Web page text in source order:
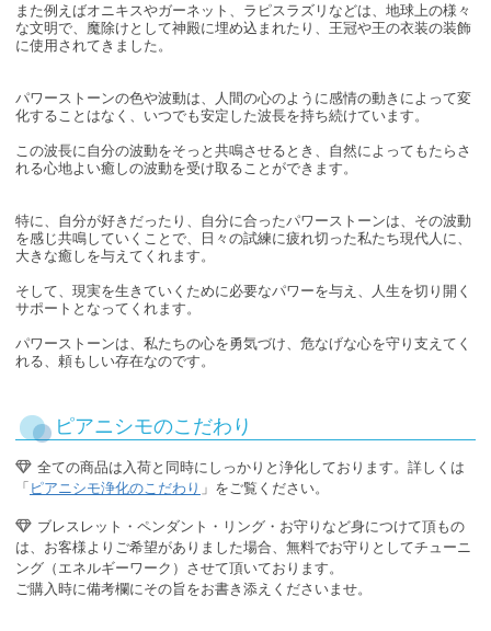
また例えばオニキスやガーネット、ラピスラズリなどは、地球上の様々
な文明で、魔除けとして神殿に埋め込まれたり、王冠や王の衣装の装飾
に使用されてきました。
パワーストーンの色や波動は、人間の心のように感情の動きによって変
化することはなく、いつでも安定した波長を持ち続けています。
この波長に自分の波動をそっと共鳴させるとき、自然によってもたらさ
れる心地よい癒しの波動を受け取ることができます。
特に、自分が好きだったり、自分に合ったパワーストーンは、その波動
を感じ共鳴していくことで、日々の試練に疲れ切った私たち現代人に、
大きな癒しを与えてくれます。
そして、現実を生きていくために必要なパワーを与え、人生を切り開く
サポートとなってくれます。
パワーストーンは、私たちの心を勇気づけ、危なげな心を守り支えてく
れる、頼もしい存在なのです。
ピアニシモのこだわり
全ての商品は入荷と同時にしっかりと浄化しております。詳しくは
「 ピアニシモ浄化のこだわり 」をご覧ください。
ブレスレット・ペンダント・リング・お守りなど身につけて頂もの
は、お客様よりご希望がありました場合、無料でお守りとしてチューニ
ング（エネルギーワーク）させて頂いております。
ご購入時に備考欄にその旨をお書き添えくださいませ。